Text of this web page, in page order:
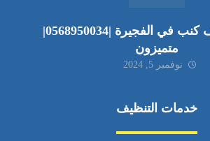
شركة تنظيف كنب في الفجيرة |0568950034|
متميزون
نوفمبر 5, 2024
خدمات التنظيف